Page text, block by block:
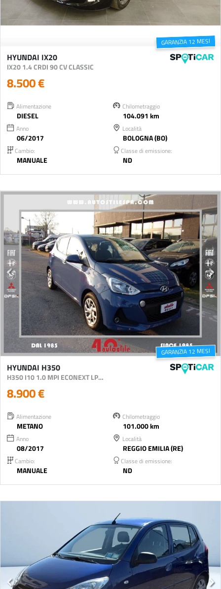
GARANZIA 12 MESI
HYUNDAI IX20
IX20 1.4 CRDI 90 CV CLASSIC
8.500 €
Alimentazione
DIESEL
Chilometraggio
104.091 km
Anno
06/2017
Località
BOLOGNA (BO)
Cambio:
MANUALE
Classe di emissione:
ND
GARANZIA 12 MESI
HYUNDAI H350
H350 I10 1.0 MPI ECONEXT LPGI COMFORT
8.900 €
Alimentazione
METANO
Chilometraggio
101.000 km
Anno
08/2017
Località
REGGIO EMILIA (RE)
Cambio:
MANUALE
Classe di emissione:
ND